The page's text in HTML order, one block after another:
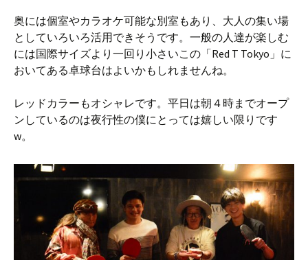
奥には個室やカラオケ可能な別室もあり、大人の集い場
としていろいろ活用できそうです。一般の人達が楽しむ
には国際サイズより一回り小さいこの「Red T Tokyo」に
おいてある卓球台はよいかもしれませんね。
レッドカラーもオシャレです。平日は朝４時までオープ
ンしているのは夜行性の僕にとっては嬉しい限りです
w。